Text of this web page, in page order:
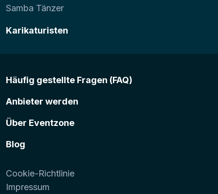
Samba Tänzer
Karikaturisten
Häufig gestellte Fragen (FAQ)
Anbieter werden
Über Eventzone
Blog
Cookie-Richtlinie
Impressum